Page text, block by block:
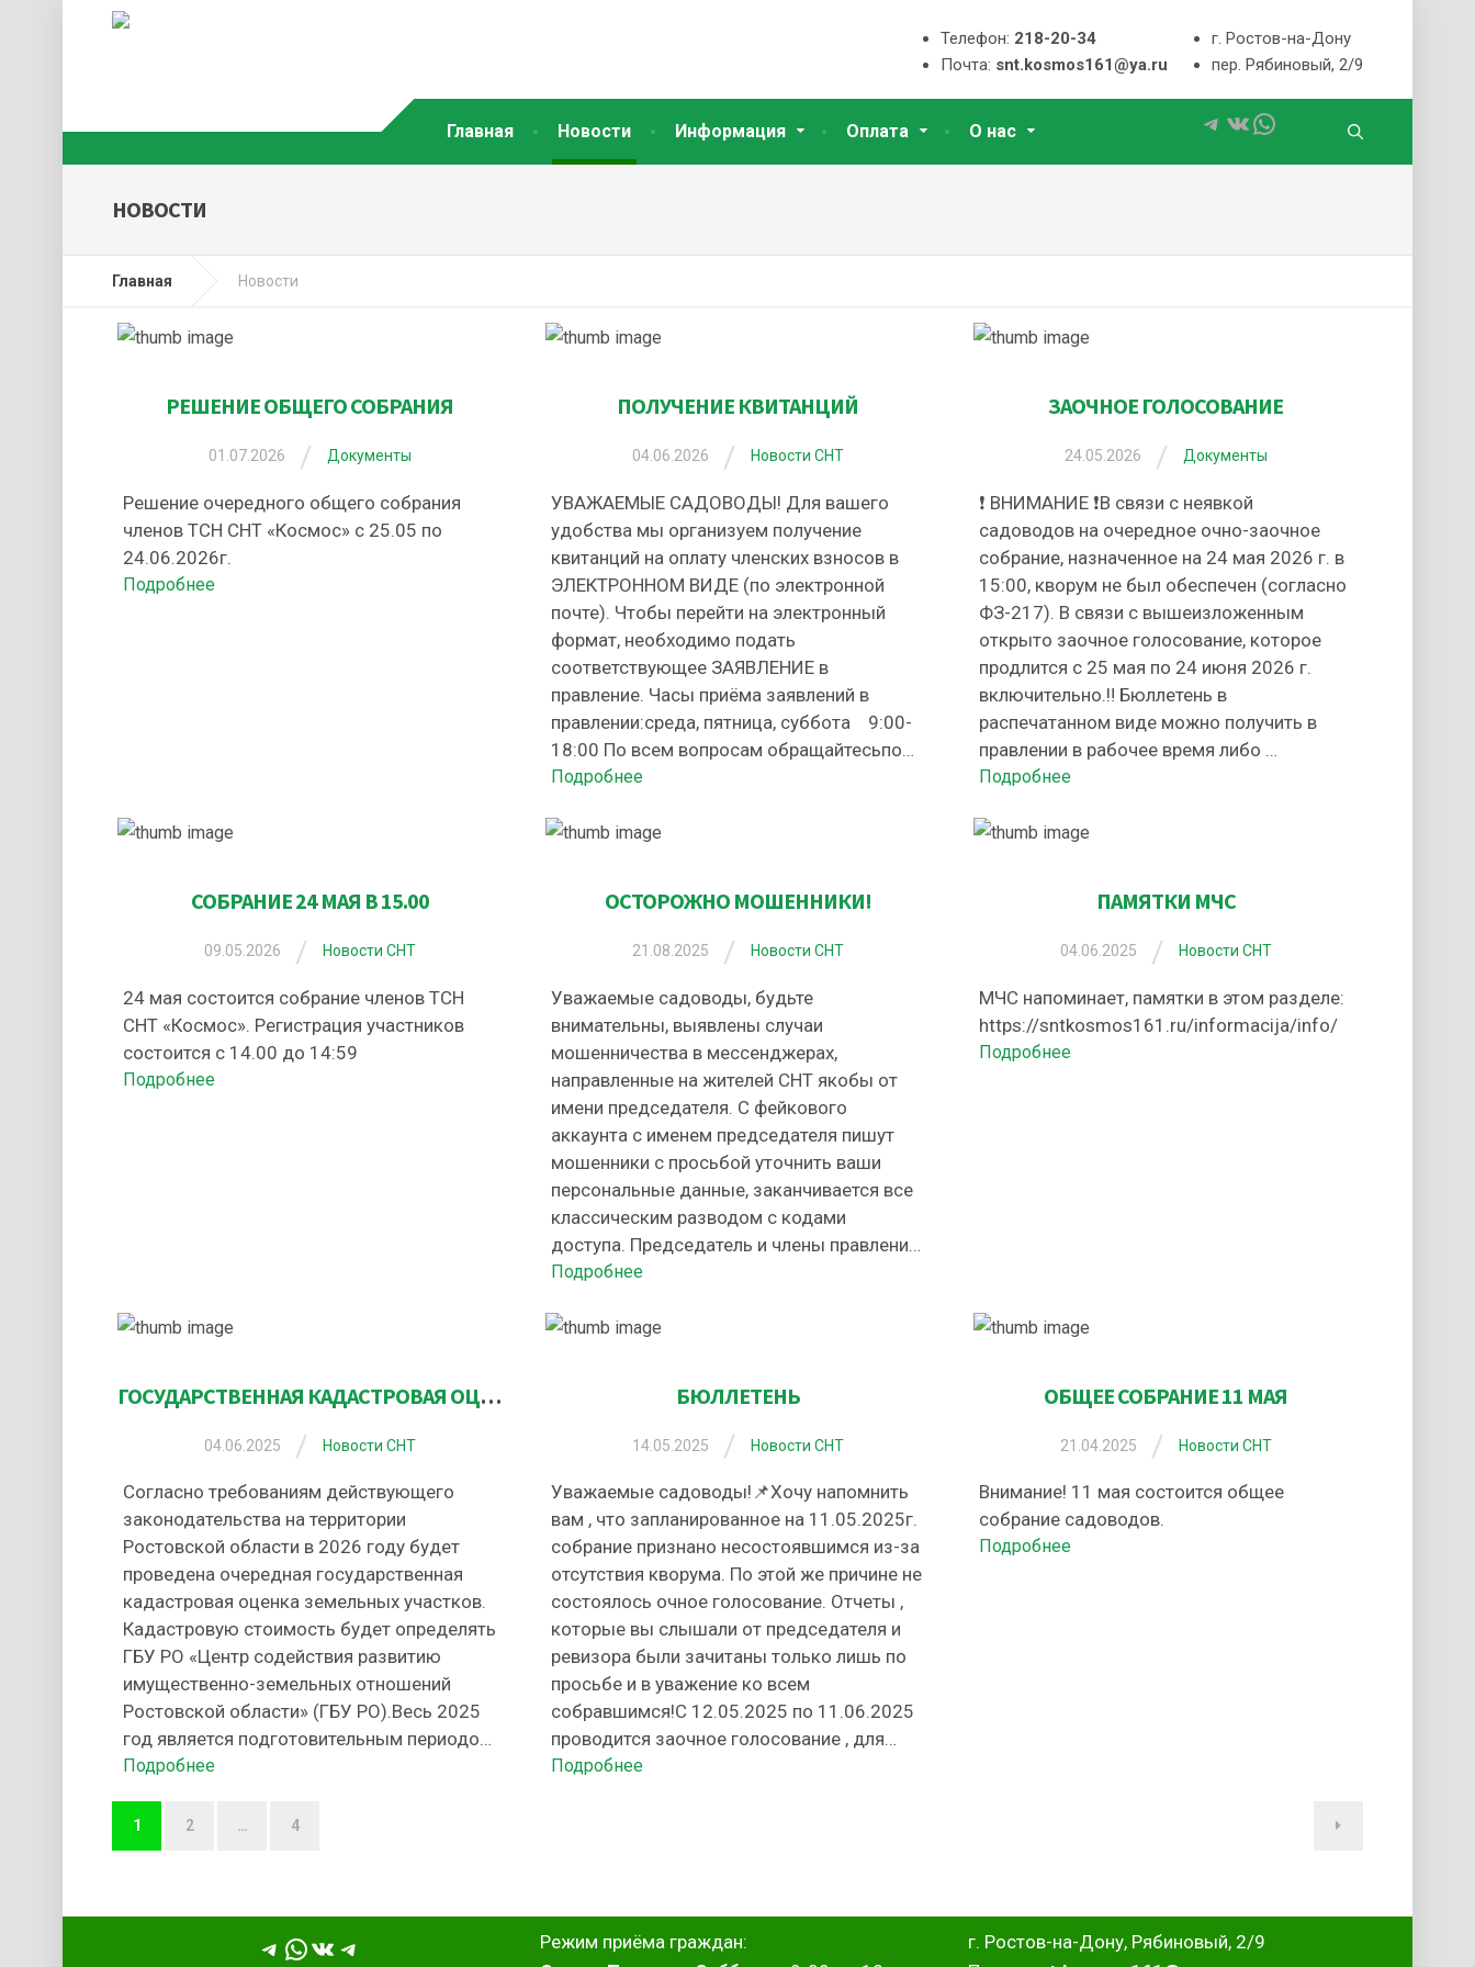
Главная Новости Информация Оплата О нас
Телефон: 218-20-34
Почта: snt.kosmos161@ya.ru
г. Ростов-на-Дону
пер. Рябиновый, 2/9
Telegram
ВКонтакте
WhatsApp
НОВОСТИ
Главная Новости
РЕШЕНИЕ ОБЩЕГО СОБРАНИЯ
01.07.2026 / Документы
Решение очередного общего собрания
членов ТСН СНТ «Космос» с 25.05 по
24.06.2026г.
Подробнее
ПОЛУЧЕНИЕ КВИТАНЦИЙ
04.06.2026 / Новости СНТ
УВАЖАЕМЫЕ САДОВОДЫ! Для вашего
удобства мы организуем получение
квитанций на оплату членских взносов в
ЭЛЕКТРОННОМ ВИДЕ (по электронной
почте). Чтобы перейти на электронный
формат, необходимо подать
соответствующее ЗАЯВЛЕНИЕ в
правление. Часы приёма заявлений в
правлении:среда, пятница, суббота 9:00-
18:00 По всем вопросам обращайтесьпо
телефону: +7(928)171-34-82, на почту:
Подробнее
ЗАОЧНОЕ ГОЛОСОВАНИЕ
24.05.2026 / Документы
❗ ВНИМАНИЕ ❗В связи с неявкой
садоводов на очередное очно-заочное
собрание, назначенное на 24 мая 2026 г. в
15:00, кворум не был обеспечен (согласно
ФЗ-217). В связи с вышеизложенным
открыто заочное голосование, которое
продлится с 25 мая по 24 июня 2026 г.
включительно.‼️ Бюллетень в
распечатанном виде можно получить в
правлении в рабочее время либо …
Подробнее
СОБРАНИЕ 24 МАЯ В 15.00
09.05.2026 / Новости СНТ
24 мая состоится собрание членов ТСН
СНТ «Космос». Регистрация участников
состоится с 14.00 до 14:59
Подробнее
ОСТОРОЖНО МОШЕННИКИ!
21.08.2025 / Новости СНТ
Уважаемые садоводы, будьте
внимательны, выявлены случаи
мошенничества в мессенджерах,
направленные на жителей СНТ якобы от
имени председателя. С фейкового
аккаунта с именем председателя пишут
мошенники с просьбой уточнить ваши
персональные данные, заканчивается все
классическим разводом с кодами
доступа. Председатель и члены правления
никогда не будут спрашивать у Вас коды и
Подробнее
ПАМЯТКИ МЧС
04.06.2025 / Новости СНТ
МЧС напоминает, памятки в этом разделе:
https://sntkosmos161.ru/informacija/info/
Подробнее
ГОСУДАРСТВЕННАЯ КАДАСТРОВАЯ ОЦЕНКА ЗЕМЕЛЬНЫХ УЧАСТКОВ
04.06.2025 / Новости СНТ
Согласно требованиям действующего
законодательства на территории
Ростовской области в 2026 году будет
проведена очередная государственная
кадастровая оценка земельных участков.
Кадастровую стоимость будет определять
ГБУ РО «Центр содействия развитию
имущественно-земельных отношений
Ростовской области» (ГБУ РО).Весь 2025
год является подготовительным периодом,
в течение которого ГБУ РО
необходимой для проведения
государственной кадастровой оценки. Во
Подробнее
БЮЛЛЕТЕНЬ
14.05.2025 / Новости СНТ
Уважаемые садоводы!📌Хочу напомнить
вам , что запланированное на 11.05.2025г.
собрание признано несостоявшимся из-за
отсутствия кворума. По этой же причине не
состоялось очное голосование. Отчеты ,
которые вы слышали от председателя и
ревизора были зачитаны только лишь по
просьбе и в уважение ко всем
собравшимся!С 12.05.2025 по 11.06.2025
проводится заочное голосование , для
которого всем садоводам …
Подробнее
ОБЩЕЕ СОБРАНИЕ 11 МАЯ
21.04.2025 / Новости СНТ
Внимание! 11 мая состоится общее
собрание садоводов.
Подробнее
ПАГИНАЦИЯ
ЗАПИСЕЙ
1 2 … 4
Telegram
WhatsApp
ВКонтакте
Telegram
Режим приёма граждан:
г. Ростов-на-Дону, Рябиновый, 2/9